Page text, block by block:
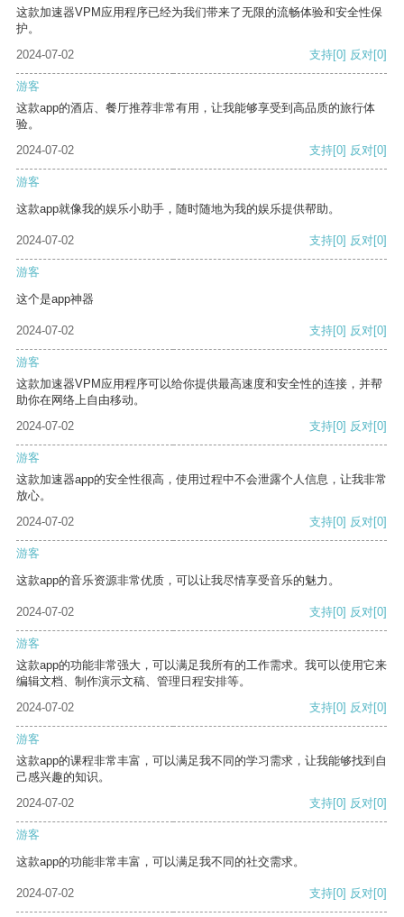
这款加速器VPM应用程序已经为我们带来了无限的流畅体验和安全性保
护。
2024-07-02
支持[0] 反对[0]
游客
这款app的酒店、餐厅推荐非常有用，让我能够享受到高品质的旅行体
验。
2024-07-02
支持[0] 反对[0]
游客
这款app就像我的娱乐小助手，随时随地为我的娱乐提供帮助。
2024-07-02 支持[0] 反对[0]
游客
这个是app神器
2024-07-02 支持[0] 反对[0]
游客
这款加速器VPM应用程序可以给你提供最高速度和安全性的连接，并帮
助你在网络上自由移动。
2024-07-02
支持[0] 反对[0]
游客
这款加速器app的安全性很高，使用过程中不会泄露个人信息，让我非常
放心。
2024-07-02
支持[0] 反对[0]
游客
这款app的音乐资源非常优质，可以让我尽情享受音乐的魅力。
2024-07-02 支持[0] 反对[0]
游客
这款app的功能非常强大，可以满足我所有的工作需求。我可以使用它来
编辑文档、制作演示文稿、管理日程安排等。
2024-07-02
支持[0] 反对[0]
游客
这款app的课程非常丰富，可以满足我不同的学习需求，让我能够找到自
己感兴趣的知识。
2024-07-02
支持[0] 反对[0]
游客
这款app的功能非常丰富，可以满足我不同的社交需求。
2024-07-02 支持[0] 反对[0]